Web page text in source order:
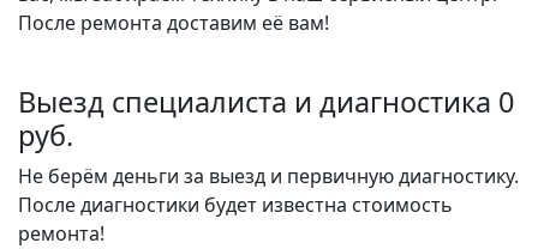
После ремонта доставим её вам!
Выезд специалиста и диагностика 0
руб.
Не берём деньги за выезд и первичную диагностику.
После диагностики будет известна стоимость
ремонта!